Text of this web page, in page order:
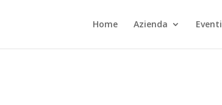
Home Azienda Eventi